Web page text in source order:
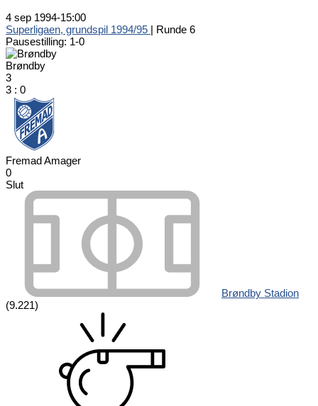
4 sep 1994-15:00
Superligaen, grundspil 1994/95 | Runde 6
Pausestilling: 1-0
Brøndby
3
3 : 0
Fremad Amager
0
Slut
Brøndby Stadion
(9.221)